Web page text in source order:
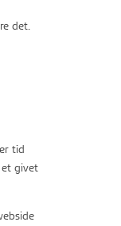
det.
tid
givet